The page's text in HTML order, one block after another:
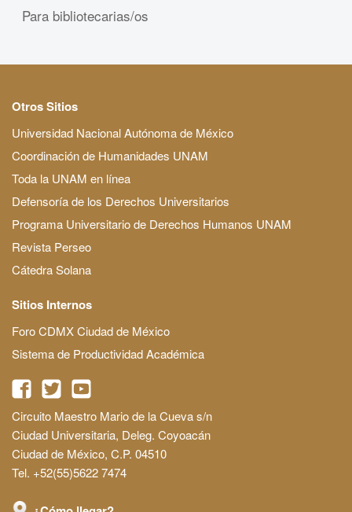
Para bibliotecarias/os
Otros Sitios
Universidad Nacional Autónoma de México
Coordinación de Humanidades UNAM
Toda la UNAM en línea
Defensoría de los Derechos Universitarios
Programa Universitario de Derechos Humanos UNAM
Revista Perseo
Cátedra Solana
Sitios Internos
Foro CDMX Ciudad de México
Sistema de Productividad Académica
Circuito Maestro Mario de la Cueva s/n
Ciudad Universitaria, Deleg. Coyoacán
Ciudad de México, C.P. 04510
Tel. +52(55)5622 7474